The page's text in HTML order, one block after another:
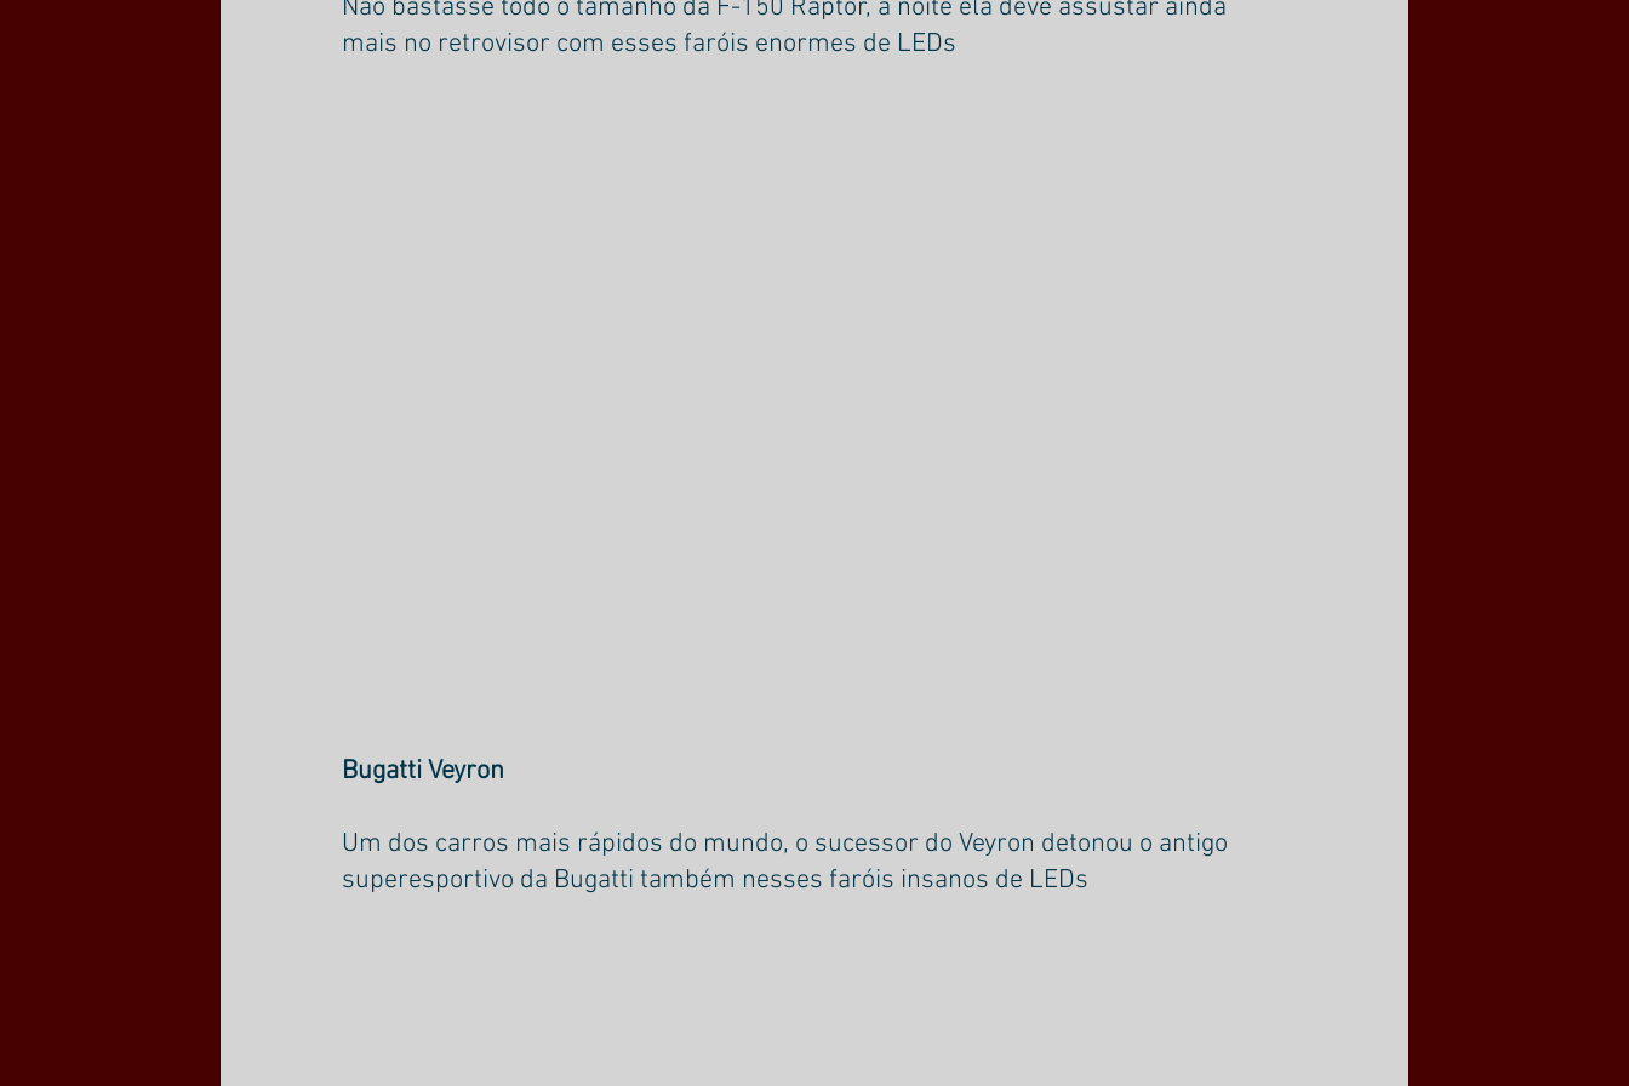
Não bastasse todo o tamanho da F-150 Raptor, à noite ela deve assustar ainda
mais no retrovisor com esses faróis enormes de LEDs
Bugatti Veyron
Um dos carros mais rápidos do mundo, o sucessor do Veyron detonou o antigo
superesportivo da Bugatti também nesses faróis insanos de LEDs